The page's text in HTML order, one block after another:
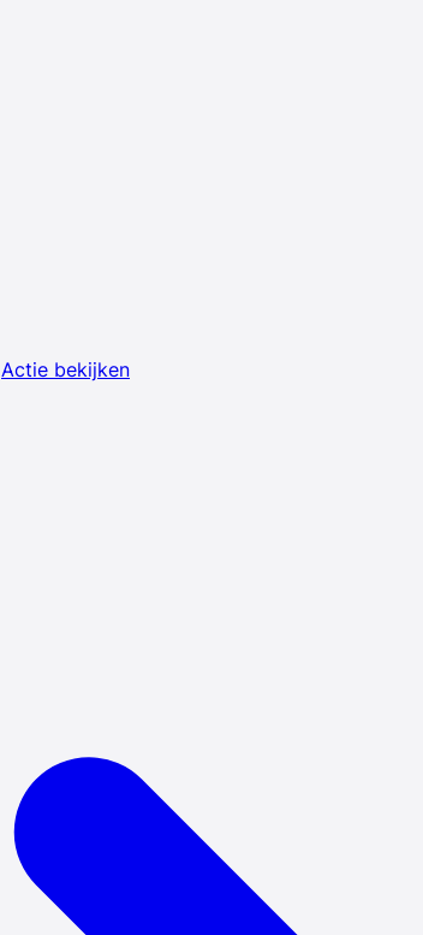
Actie bekijken